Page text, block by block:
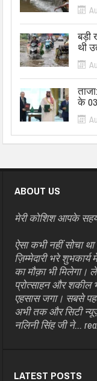
बड़ी
थी
के
ABOUT US
मेरी कोशिश आपके
ऐसा कभी नहीं सोचा
ज़िम्मेदारी भरे
का मौक़ा भी
प्रोत्साहन और शकील
एहसास जगा। सबसे
अभी तक और सिटी
नलिनी सिंह जी ने...
LATEST POSTS